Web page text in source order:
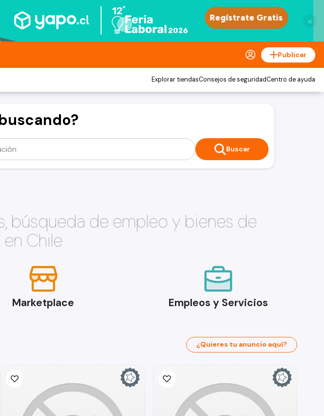
×
Publicar
Explorar tiendasConsejos de seguridadCentro de ayuda
Buscar
búsqueda de empleo y bienes de
Chile
Marketplace Empleos y Servicios
¿Quieres tu anuncio aquí?